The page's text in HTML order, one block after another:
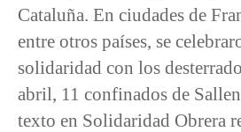
Cataluña. En ciudades de
entre otros países, se
solidaridad con los
abril, 11 confinados de
texto en Solidaridad Obrera